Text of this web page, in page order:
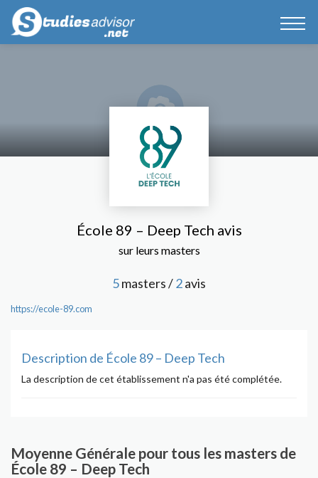
École 89 – Deep Tech avis
sur leurs masters
5masters /2avis
https://ecole-89.com
Description de École 89 – Deep Tech
La description de cet établissement n'a pas été complétée.
Moyenne Générale pour tous les masters de
École 89 – Deep Tech